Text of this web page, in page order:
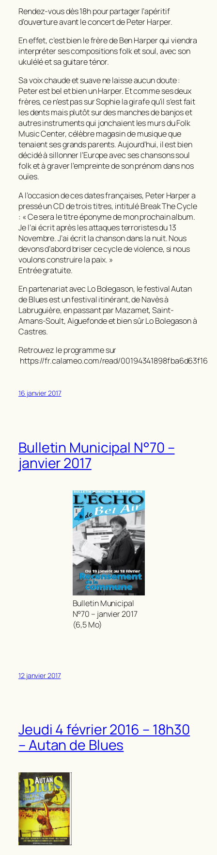
Rendez-vous dès 18h pour partager l’apéritif
d’ouverture avant le concert de Peter Harper.
En effet, c’est bien le frère de Ben Harper qui viendra
interpréter ses compositions folk et soul, avec son
ukulélé et sa guitare ténor.
Sa voix chaude et suave ne laisse aucun doute :
Peter est bel et bien un Harper. Et comme ses deux
frères, ce n’est pas sur Sophie la girafe qu’il s’est fait
les dents mais plutôt sur des manches de banjos et
autres instruments qui jonchaient les murs du Folk
Music Center, célèbre magasin de musique que
tenaient ses grands parents. Aujourd’hui, il est bien
décidé à sillonner l’Europe avec ses chansons soul
folk et à graver l’empreinte de son prénom dans nos
ouïes.
A l’occasion de ces dates françaises, Peter Harper a
pressé un CD de trois titres, intitulé Break The Cycle
: « Ce sera le titre éponyme de mon prochain album.
Je l’ai écrit après les attaques terroristes du 13
Novembre. J’ai écrit la chanson dans la nuit. Nous
devons d’abord briser ce cycle de violence, si nous
voulons construire la paix. »
Entrée gratuite.
En partenariat avec Lo Bolegason, le festival Autan
de Blues est un festival itinérant, de Navès à
Labruguière, en passant par Mazamet, Saint-
Amans-Soult, Aiguefonde et bien sûr Lo Bolegason à
Castres.
Retrouvez le programme sur
https://fr.calameo.com/read/00194341898fba6d63f16
16 janvier 2017
Bulletin Municipal N°70 –
janvier 2017
Bulletin Municipal
N°70 – janvier 2017
(6,5 Mo)
12 janvier 2017
Jeudi 4 février 2016 – 18h30
– Autan de Blues